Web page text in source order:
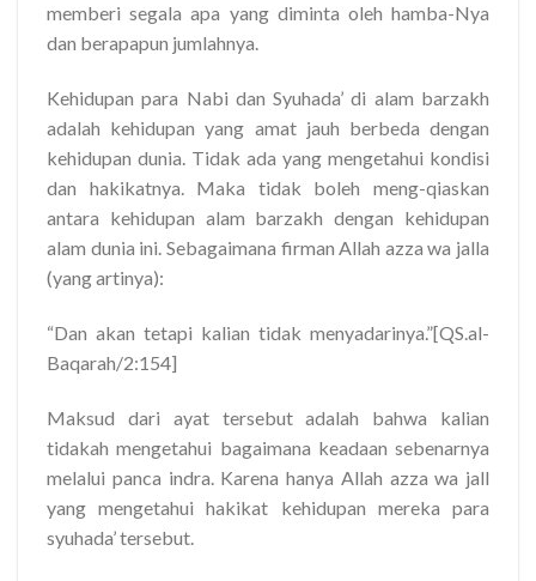
memberi segala apa yang diminta oleh hamba-Nya
dan berapapun jumlahnya.
Kehidupan para Nabi dan Syuhada’ di alam barzakh
adalah kehidupan yang amat jauh berbeda dengan
kehidupan dunia. Tidak ada yang mengetahui kondisi
dan hakikatnya. Maka tidak boleh meng-qiaskan
antara kehidupan alam barzakh dengan kehidupan
alam dunia ini. Sebagaimana firman Allah azza wa jalla
(yang artinya):
“Dan akan tetapi kalian tidak menyadarinya.”[QS.al-
Baqarah/2:154]
Maksud dari ayat tersebut adalah bahwa kalian
tidakah mengetahui bagaimana keadaan sebenarnya
melalui panca indra. Karena hanya Allah azza wa jall
yang mengetahui hakikat kehidupan mereka para
syuhada’ tersebut.